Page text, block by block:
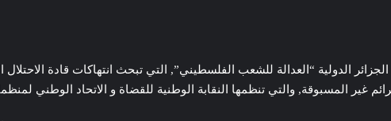
الدولية “العدالة للشعب الفلسطيني”, التي تبحث انتهاكات قادة الاحتلال
غير المسبوقة, والتي تنظمها النقابة الوطنية للقضاة و الاتحاد الوطني